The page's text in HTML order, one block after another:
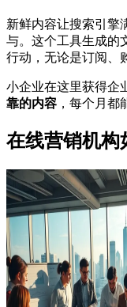
新鲜内容让搜索引擎
与。这个工具生成
行动，无论是订阅、
小企业在这里获得企
靠的内容 ，每个月都
在线营销机构